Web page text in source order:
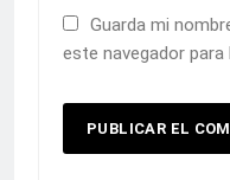
Guarda mi
este navegador